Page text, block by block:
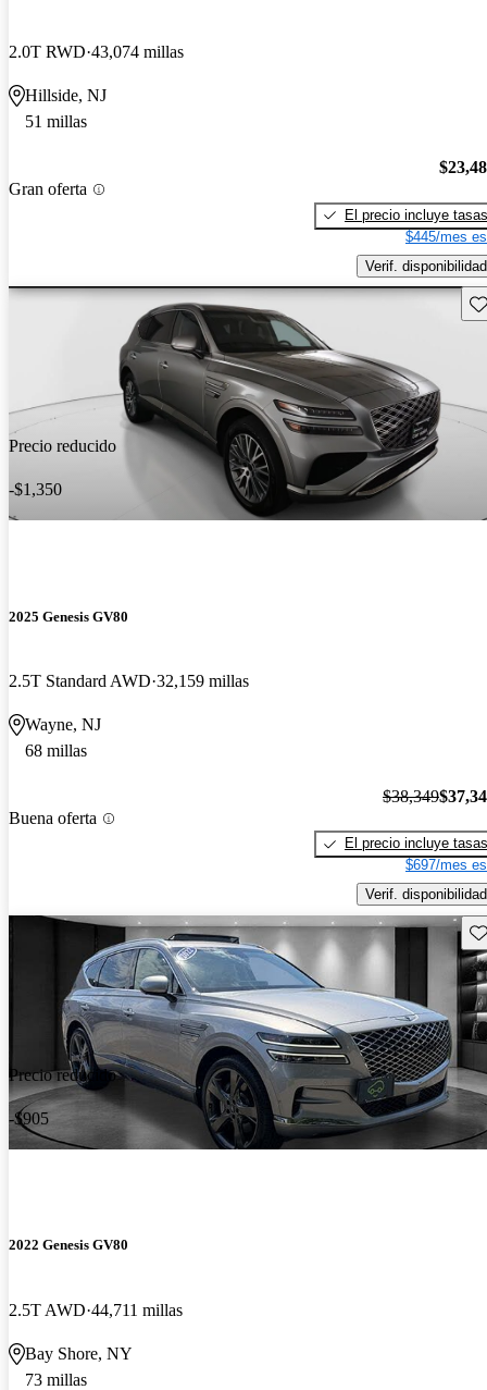
2.0T RWD 43,074 millas
Hillside, NJ
51 millas
Gran oferta
El precio incluye tasas
$445/mes
Verif. disponibilidad
Precio reducido
-$1,350
2025 Genesis GV80
2.5T Standard AWD 32,159 millas
Wayne, NJ
68 millas
Buena oferta
$38,349
El precio incluye tasas
$697/mes
Verif. disponibilidad
Precio reducido
-$905
2022 Genesis GV80
2.5T AWD 44,711 millas
Bay Shore, NY
73 millas